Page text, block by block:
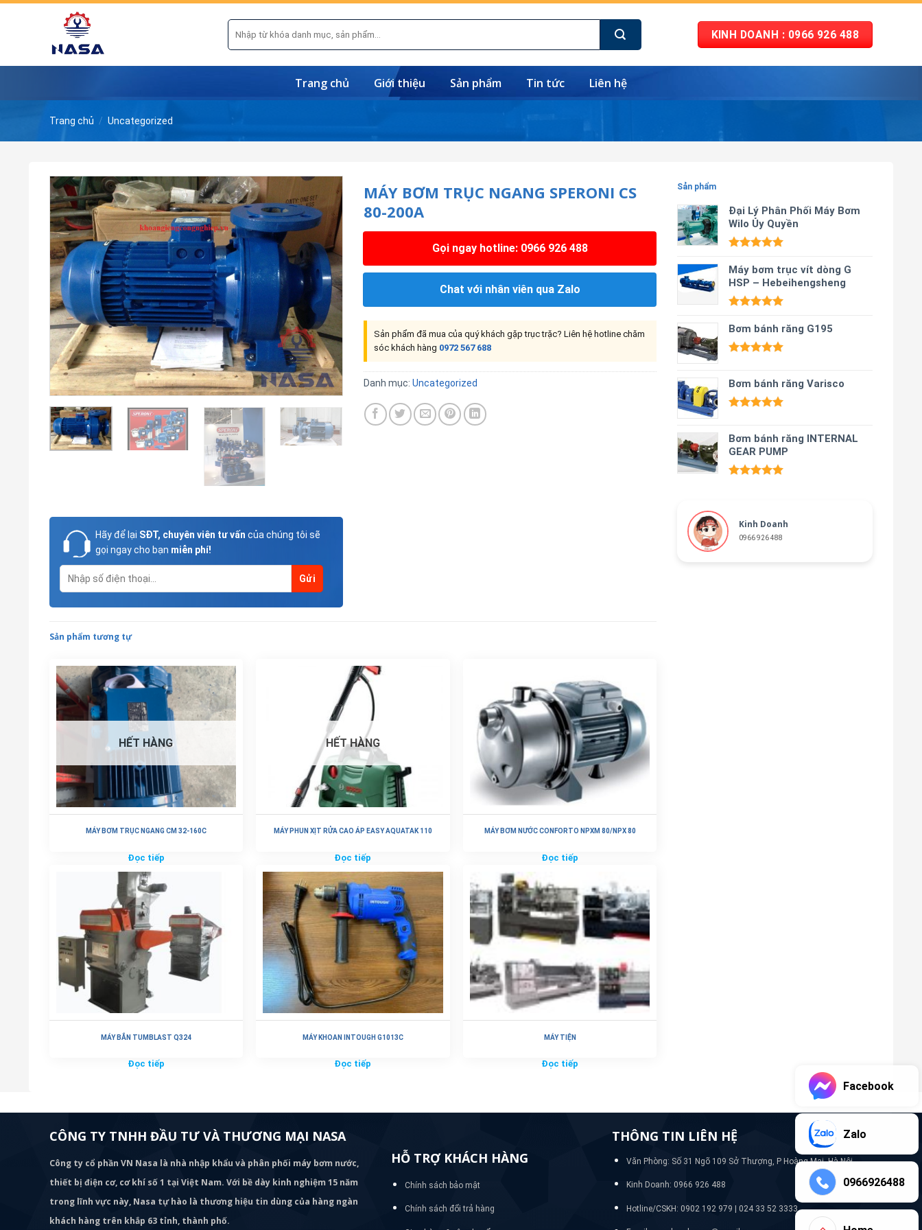
Skip
Tìm
kiếm:
KINH DOANH : 0966 926 488
Trang chủ Giới thiệu Sản phẩm Tin tức Liên hệ
Trang chủ / Uncategorized
Sản phẩm
Đại Lý Phân Phối Máy Bơm
Wilo Ủy Quyền
hạng5.00
5 sao
Máy bơm trục vít dòng G
HSP – Hebeihengsheng
hạng5.00
5 sao
Bơm bánh răng G195
5 sao
Bơm bánh răng Varisco
5 sao
Bơm bánh răng INTERNAL
GEAR PUMP
Kinh Doanh
0966 926 488
Hãy để lại SĐT, chuyên viên tư vấn của chúng tôi sẽ
gọi ngay cho bạn miễn phí!
MÁY BƠM TRỤC NGANG SPERONI CS
80-200A
Gọi ngay hotline: 0966 926 488
Chat với nhân viên qua Zalo
Sản phẩm đã mua của quý khách gặp trục trặc? Liên hệ hotline chăm
sóc khách hàng 0972 567 688
Danh mục: Uncategorized
Sản phẩm tương tự
HẾT HÀNG
MÁY BƠM TRỤC NGANG CM 32-160C
Đọc tiếp
HẾT HÀNG
MÁY PHUN XỊT RỬA CAO ÁP EASY AQUATAK 110
Đọc tiếp
MÁY BƠM NƯỚC CONFORTO NPXM 80/NPX 80
Đọc tiếp
MÁY BẮN TUMBLAST Q324
Đọc tiếp
MÁY KHOAN INTOUGH G1013C
Đọc tiếp
MÁY TIỆN
Đọc tiếp
CÔNG TY TNHH ĐẦU TƯ VÀ THƯƠNG MẠI NASA
Công ty cổ phần VN Nasa là nhà nhập khẩu và phân phối máy bơm nước,
thiết bị điện cơ, cơ khí số 1 tại Việt Nam. Với bề dày kinh nghiệm 15 năm
trong lĩnh vực này, Nasa tự hào là thương hiệu tin dùng của hàng ngàn
khách hàng trên khắp 63 tỉnh, thành phố.
HỖ TRỢ KHÁCH HÀNG
Chính sách bảo mật
Chính sách đổi trả hàng
THÔNG TIN LIÊN HỆ
Văn Phòng: Số 31 Ngõ 109 Sở Thượng, P Hoàng Mai, Hà Nội
Kinh Doanh: 0966 926 488
Hotline/CSKH: 0902 192 979 | 024 33 52 3333
Facebook
Zalo
0966926488